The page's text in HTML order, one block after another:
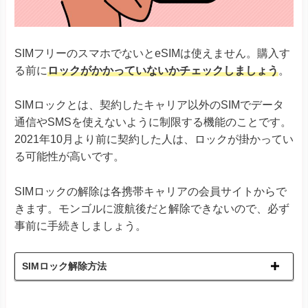
Xiaomi
Xiaomi 13Tシリーズ
Redmi Note 11 Pro 5G
Motorola
Razr 5G※ソフトバンク版除く
Edge 40
G52J 5Gシリーズ
G53J 5G
Huawei
Huawei P40 Pro
Huawei Mate 40 Pro
OPPO
Find X3 Pro
SIMフリーのスマホでないとeSIMは使えません。購入す
る前にロックがかかっていないかチェックしましょう。
SIMロックとは、契約したキャリア以外のSIMでデータ
通信やSMSを使えないように制限する機能のことです。
2021年10月より前に契約した人は、ロックが掛かってい
る可能性が高いです。
SIMロックの解除は各携帯キャリアの会員サイトからで
きます。モンゴルに渡航後だと解除できないので、必ず
事前に手続きしましょう。
SIMロック解除方法